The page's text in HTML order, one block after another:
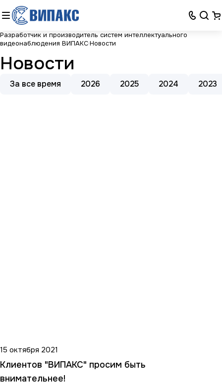
Разработчик и производитель систем интеллектуального
видеонаблюдения ВИПАКСНовости
Новости
За все время 2026 2025 2024 2023
15 октября 2021
Клиентов "ВИПАКС" просим быть
внимательнее!